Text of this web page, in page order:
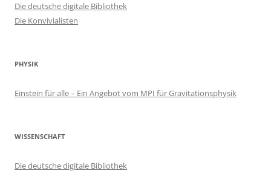
Die deutsche digitale Bibliothek
Die Konvivialisten
PHYSIK
Einstein für alle – Ein Angebot vom MPI für Gravitationsphysik
WISSENSCHAFT
Die deutsche digitale Bibliothek